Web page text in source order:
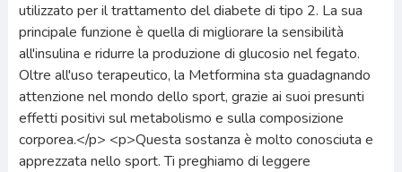
utilizzato per il trattamento del diabete di tipo 2. La sua
principale funzione è quella di migliorare la sensibilità
all'insulina e ridurre la produzione di glucosio nel fegato.
Oltre all'uso terapeutico, la Metformina sta guadagnando
attenzione nel mondo dello sport, grazie ai suoi presunti
effetti positivi sul metabolismo e sulla composizione
corporea.</p> <p>Questa sostanza è molto conosciuta e
apprezzata nello sport. Ti preghiamo di leggere